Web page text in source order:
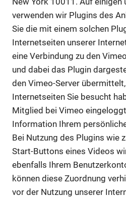
verwenden wir Plugins des
Sie die mit einem solchen
Internetseiten unserer
eine Verbindung zu den
und dabei das Plugin
den Vimeo-Server
Internetseiten Sie besucht
Mitglied bei Vimeo
Information Ihrem
Bei Nutzung des Plugins wie
Start-Buttons eines Videos
ebenfalls Ihrem
können diese Zuordnung
vor der Nutzung unserer